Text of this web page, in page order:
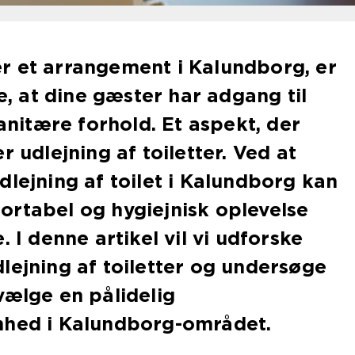
et arrangement i Kalundborg, er
at dine gæster har adgang til
forhold. Et aspekt, der
udlejning af toiletter. Ved at
af toilet i Kalundborg kan
og hygiejnisk oplevelse
I denne artikel vil vi udforske
af toiletter og undersøge
en pålidelig
i Kalundborg-området.